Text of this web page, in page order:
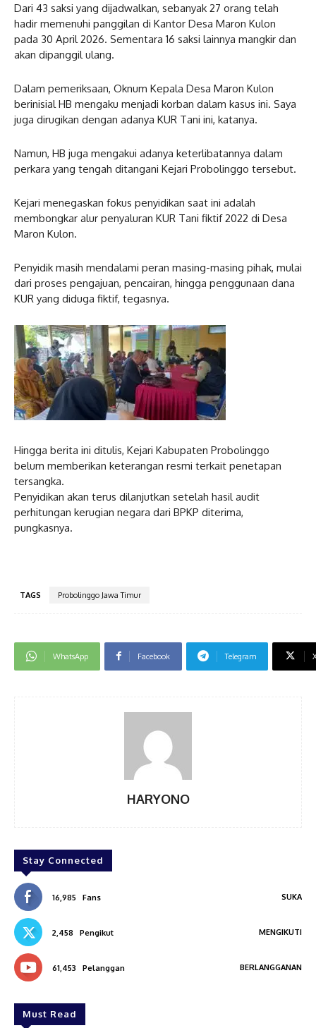
Dari 43 saksi yang dijadwalkan, sebanyak 27 orang telah
hadir memenuhi panggilan di Kantor Desa Maron Kulon
pada 30 April 2026. Sementara 16 saksi lainnya mangkir dan
akan dipanggil ulang.
Dalam pemeriksaan, Oknum Kepala Desa Maron Kulon
berinisial HB mengaku menjadi korban dalam kasus ini. Saya
juga dirugikan dengan adanya KUR Tani ini, katanya.
Namun, HB juga mengakui adanya keterlibatannya dalam
perkara yang tengah ditangani Kejari Probolinggo tersebut.
Kejari menegaskan fokus penyidikan saat ini adalah
membongkar alur penyaluran KUR Tani fiktif 2022 di Desa
Maron Kulon.
Penyidik masih mendalami peran masing-masing pihak, mulai
dari proses pengajuan, pencairan, hingga penggunaan dana
KUR yang diduga fiktif, tegasnya.
Hingga berita ini ditulis, Kejari Kabupaten Probolinggo
belum memberikan keterangan resmi terkait penetapan
tersangka.
Penyidikan akan terus dilanjutkan setelah hasil audit
perhitungan kerugian negara dari BPKP diterima,
pungkasnya.
TAGS Probolinggo Jawa Timur
WhatsApp Facebook Telegram
HARYONO
Stay Connected
16,985 Fans SUKA
2,458 Pengikut MENGIKUTI
61,453 Pelanggan BERLANGGANAN
Must Read